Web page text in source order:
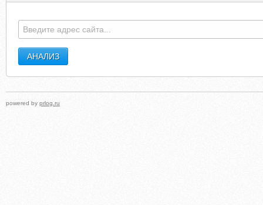
powered by prlog.ru